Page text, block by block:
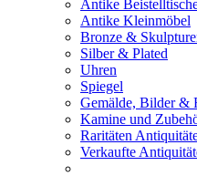
Antike
Antike Kleinmöbel
Bronze &
Silber & Plated
Uhren
Spiegel
Gemälde, Bilder &
Kamine und
Raritäten
Verkaufte